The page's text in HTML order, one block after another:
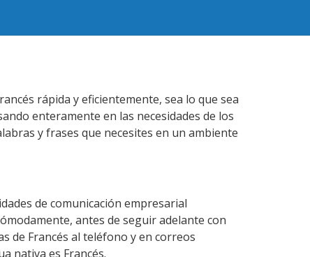
rápida y eficientemente, sea lo que sea
enteramente en las necesidades de los
y frases que necesites en un ambiente
de comunicación empresarial
antes de seguir adelante con
de Francés al teléfono y en correos
nativa es Francés.